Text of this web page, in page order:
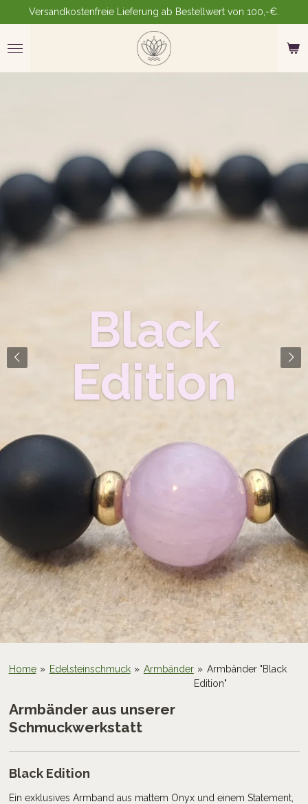
Hauptinhalt
springen
Versandkostenfreie Lieferung ab Bestellwert von 100,-€.
Black
Home » Edelsteinschmuck » Armbänder » Armbänder "Black
Edition"
Armbänder aus unserer
Schmuckwerkstatt
Black Edition
Ein exklusives Armband aus mattem Onyx und einem Statement,